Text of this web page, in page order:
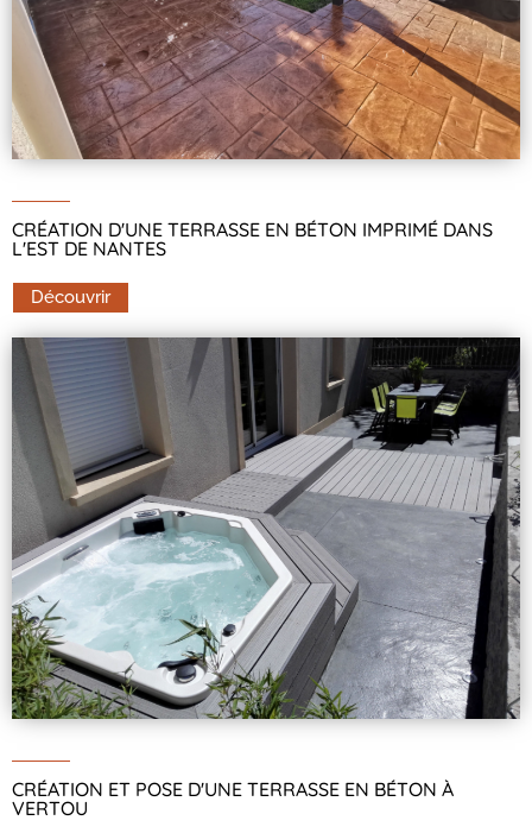
CRÉATION D'UNE TERRASSE EN BÉTON IMPRIMÉ DANS
L'EST DE NANTES
Découvrir
CRÉATION ET POSE D'UNE TERRASSE EN BÉTON À
VERTOU